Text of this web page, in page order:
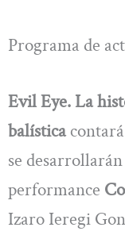
Programa de
Evil Eye. La
balísticacontará
se
performance
Izaro Ieregi